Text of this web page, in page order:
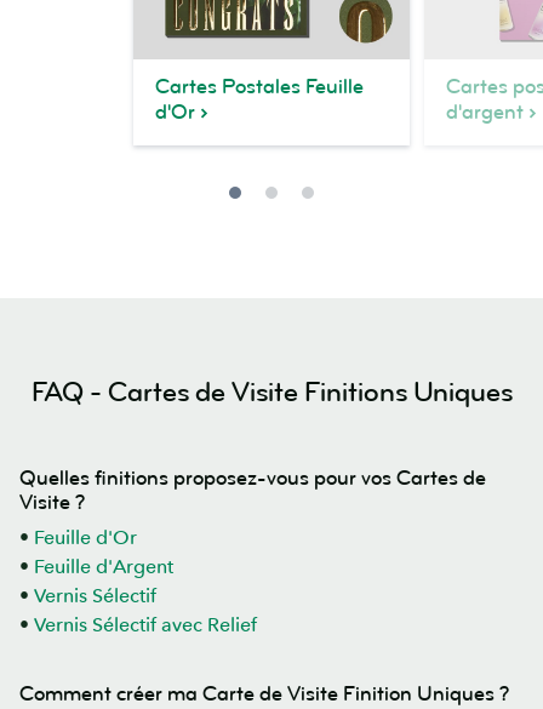
Cartes Postales Feuille
d'Or
Cartes
d'argent
FAQ - Cartes de Visite Finitions Uniques
Quelles finitions proposez-vous pour vos Cartes de
Visite ?
• Feuille d'Or
• Feuille d'Argent
• Vernis Sélectif
• Vernis Sélectif avec Relief
Comment créer ma Carte de Visite Finition Uniques ?